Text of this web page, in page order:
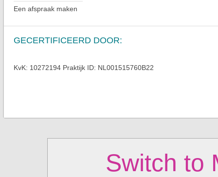
Een afspraak maken
GECERTIFICEERDDOOR:
KvK: 10272194 Praktijk ID: NL001515760B22
Switch to